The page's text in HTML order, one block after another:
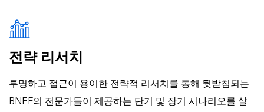
전략 리서치
투명하고 접근이 용이한 전략적 리서치를 통해 뒷받침되는
BNEF의 전문가들이 제공하는 단기 및 장기 시나리오를 살